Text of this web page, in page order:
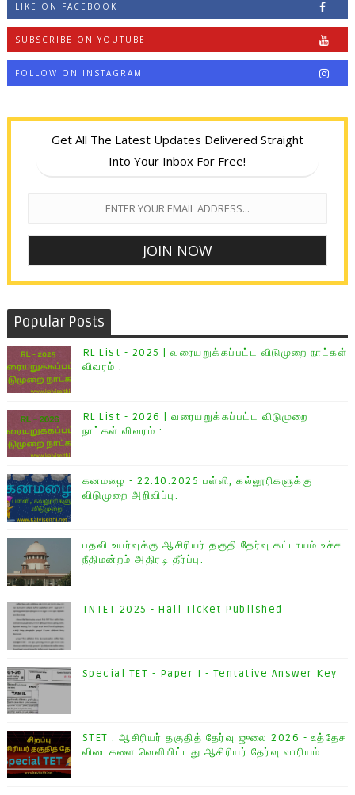
LIKE ON FACEBOOK
SUBSCRIBE ON YOUTUBE
FOLLOW ON INSTAGRAM
Get All The Latest Updates Delivered Straight
Into Your Inbox For Free!
Popular Posts
RL List - 2025 | வரையறுக்கப்பட்ட விடுமுறை நாட்கள்
விவரம் :
RL List - 2026 | வரையறுக்கப்பட்ட விடுமுறை
நாட்கள் விவரம் :
கனமழை - 22.10.2025 பள்ளி, கல்லூரிகளுக்கு
விடுமுறை அறிவிப்பு.
பதவி உயர்வுக்கு ஆசிரியர் தகுதி தேர்வு கட்டாயம் உச்ச
நீதிமன்றம் அதிரடி தீர்ப்பு.
TNTET 2025 - Hall Ticket Published
Special TET - Paper I - Tentative Answer Key
STET : ஆசிரியர் தகுதித் தேர்வு ஜுலை 2026 - உத்தேச
விடைகளை வெளியிட்டது ஆசிரியர் தேர்வு வாரியம்